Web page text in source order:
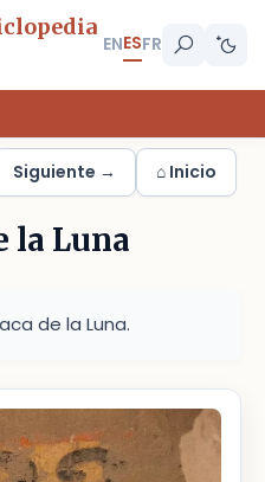
ENESFR
Siguiente → ⌂ Inicio
la Luna
de la Luna.